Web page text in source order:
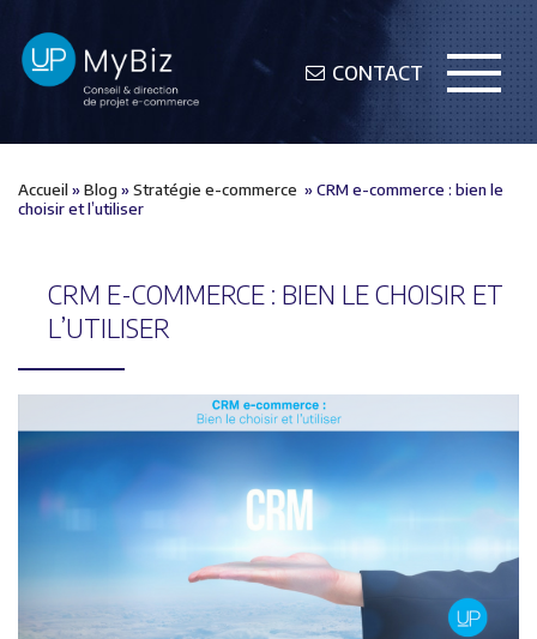
CONTACT
Accueil »Blog »Stratégie e-commerce »CRM e-commerce : bien le
choisir et l’utiliser
CRM E-COMMERCE : BIEN LE CHOISIR ET
L’UTILISER